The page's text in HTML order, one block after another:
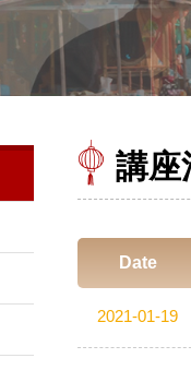
講座
Date
2021-01-19